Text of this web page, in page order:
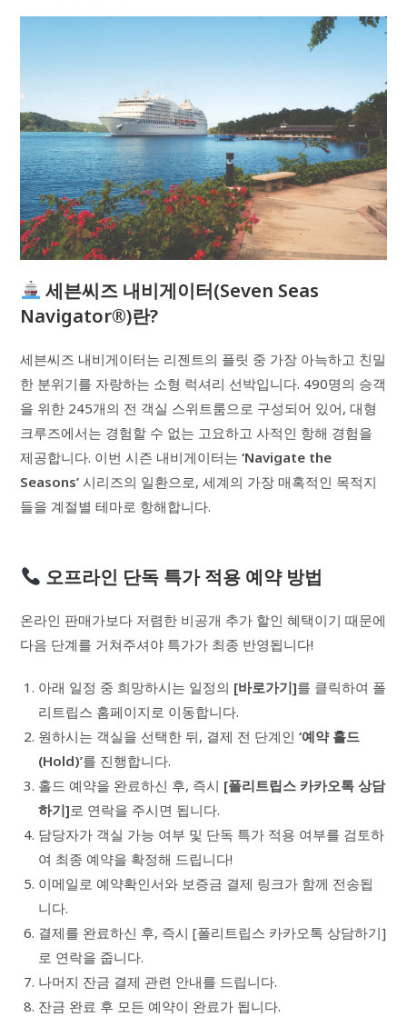
세븐씨즈 내비게이터(Seven Seas
Navigator®)란?
세븐씨즈 내비게이터는 리젠트의 플릿 중 가장 아늑하고 친밀
한 분위기를 자랑하는 소형 럭셔리 선박입니다. 490명의 승객
을 위한 245개의 전 객실 스위트룸으로 구성되어 있어, 대형
크루즈에서는 경험할 수 없는 고요하고 사적인 항해 경험을
제공합니다. 이번 시즌 내비게이터는‘Navigate the
Seasons’ 시리즈의 일환으로, 세계의 가장 매혹적인 목적지
들을 계절별 테마로 항해합니다.
오프라인 단독 특가 적용 예약 방법
온라인 판매가보다 저렴한 비공개 추가 할인 혜택이기 때문에
다음 단계를 거쳐주셔야 특가가 최종 반영됩니다!
아래 일정 중 희망하시는 일정의 [바로가기]를 클릭하여 폴
리트립스 홈페이지로 이동합니다.
원하시는 객실을 선택한 뒤, 결제 전 단계인‘예약 홀드
(Hold)’를 진행합니다.
홀드 예약을 완료하신 후, 즉시 [폴리트립스 카카오톡 상담
하기]로 연락을 주시면 됩니다.
담당자가 객실 가능 여부 및 단독 특가 적용 여부를 검토하
여 최종 예약을 확정해 드립니다!
이메일로 예약확인서와 보증금 결제 링크가 함께 전송됩
니다.
결제를 완료하신 후, 즉시 [폴리트립스 카카오톡 상담하기]
로 연락을 줍니다.
나머지 잔금 결제 관련 안내를 드립니다.
잔금 완료 후 모든 예약이 완료가 됩니다.